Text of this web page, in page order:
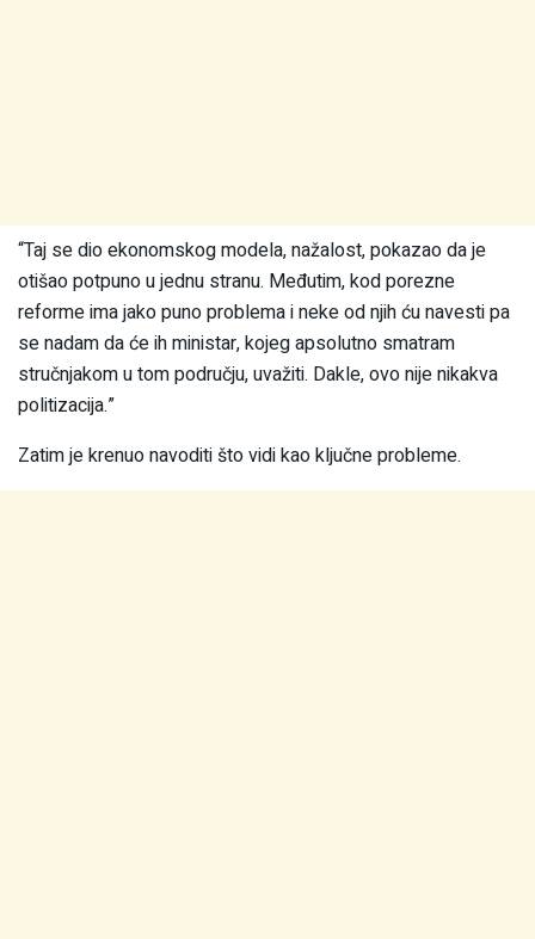
“Taj se dio ekonomskog modela, nažalost, pokazao da je
otišao potpuno u jednu stranu. Međutim, kod porezne
reforme ima jako puno problema i neke od njih ću navesti pa
se nadam da će ih ministar, kojeg apsolutno smatram
stručnjakom u tom području, uvažiti. Dakle, ovo nije nikakva
politizacija.”
Zatim je krenuo navoditi što vidi kao ključne probleme.